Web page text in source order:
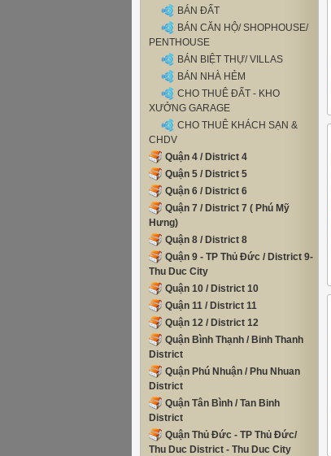
BÁN ĐẤT
BÁN CĂN HỘ/ SHOPHOUSE/
PENTHOUSE
BÁN BIỆT THỰ/ VILLAS
BÁN NHÀ HẺM
CHO THUÊ ĐẤT - KHO
XƯỞNG GARAGE
CHO THUÊ KHÁCH SẠN &
CHDV
Quận 4 / District 4
Quận 5 / District 5
Quận 6 / District 6
Quận 7 / District 7 ( Phú Mỹ
Hưng)
Quận 8 / District 8
Quận 9 - TP Thủ Đức / District 9-
Thu Duc City
Quận 10 / District 10
Quận 11 / District 11
Quận 12 / District 12
Quận Bình Thạnh / Binh Thanh
District
Quận Phú Nhuận / Phu Nhuan
District
Quận Tân Bình / Tan Binh
District
Quận Thủ Đức - TP Thủ Đức/
Thu Duc District - Thu Duc City